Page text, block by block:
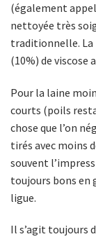
(également
nettoyée très
traditionnelle. La
(10%) de viscose
Pour la laine
courts (poils
chose que l’on
tirés avec moins
souvent
toujours bons en
ligue.
Il s’agit toujours